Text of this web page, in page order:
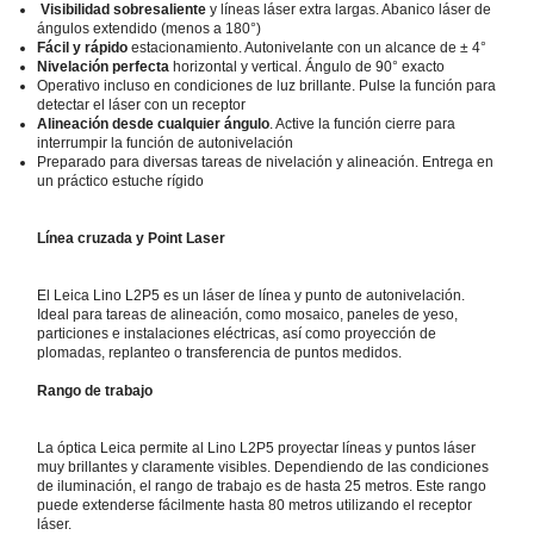
Visibilidad sobresaliente y líneas láser extra largas. Abanico láser de
ángulos extendido (menos a 180°)
Fácil y rápido estacionamiento. Autonivelante con un alcance de ± 4°
Nivelación perfecta horizontal y vertical. Ángulo de 90° exacto
Operativo incluso en condiciones de luz brillante. Pulse la función para
detectar el láser con un receptor
Alineación desde cualquier ángulo. Active la función cierre para
interrumpir la función de autonivelación
Preparado para diversas tareas de nivelación y alineación. Entrega en
un práctico estuche rígido
Línea cruzada y Point Laser
El Leica Lino L2P5 es un láser de línea y punto de autonivelación.
Ideal para tareas de alineación, como mosaico, paneles de yeso,
particiones e instalaciones eléctricas, así como proyección de
plomadas, replanteo o transferencia de puntos medidos.
Rango de trabajo
La óptica Leica permite al Lino L2P5 proyectar líneas y puntos láser
muy brillantes y claramente visibles. Dependiendo de las condiciones
de iluminación, el rango de trabajo es de hasta 25 metros. Este rango
puede extenderse fácilmente hasta 80 metros utilizando el receptor
láser.